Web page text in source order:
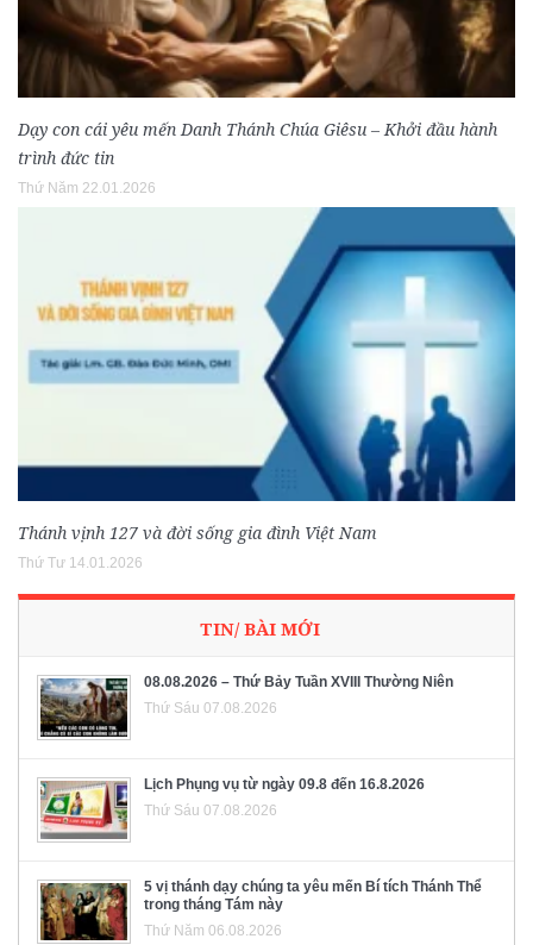
Dạy con cái yêu mến Danh Thánh Chúa Giêsu – Khởi đầu hành
trình đức tin
Thứ Năm 22.01.2026
Thánh vịnh 127 và đời sống gia đình Việt Nam
Thứ Tư 14.01.2026
TIN/ BÀI MỚI
08.08.2026 – Thứ Bảy Tuần XVIII Thường Niên
Thứ Sáu 07.08.2026
Lịch Phụng vụ từ ngày 09.8 đến 16.8.2026
Thứ Sáu 07.08.2026
5 vị thánh dạy chúng ta yêu mến Bí tích Thánh Thể
trong tháng Tám này
Thứ Năm 06.08.2026